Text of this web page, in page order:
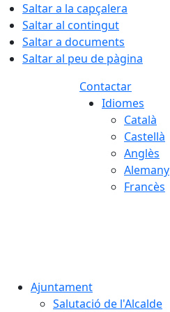
Saltar a la capçalera
Saltar al contingut
Saltar a documents
Saltar al peu de pàgina
Contactar
Idiomes
Català
Castellà
Anglès
Alemany
Francès
Ajuntament
Salutació de l'Alcalde